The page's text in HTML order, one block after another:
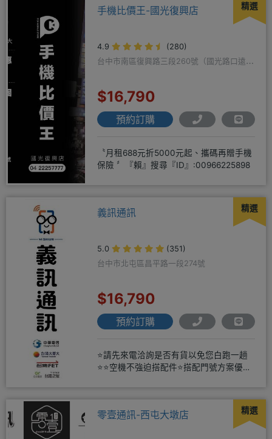
精選
手機比價王-國光復興店
4.9
(280)
台中市南區復興路三段260號（國光路口遠傳
$16,790
預約訂購
〝月租688元折5000元起、攜碼再贈手機
保險 〞『賴』搜尋『ID』:00966225898
精選
義訊通訊
5.0
(351)
台中市北屯區昌平路一段274號
$16,790
預約訂購
⭐請先來電洽詢是否有貨以免您白跑一趟
⭐⭐空機不強迫搭配件⭐搭配門號方案優惠
精選
零壹通訊-西屯大墩店